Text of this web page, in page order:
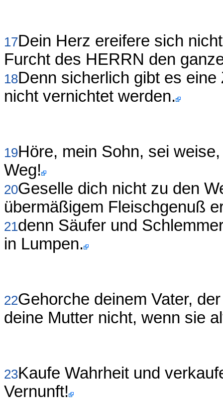
17Dein Herz ereifere sich
Furcht des HERRN den
18Denn sicherlich gibt es
nicht vernichtet werden.
19Höre, mein Sohn, sei
Weg!
20Geselle dich nicht zu den
übermäßigem Fleischgenuß
21denn Säufer und
in Lumpen.
22Gehorche deinem Vater,
deine Mutter nicht, wenn sie
23Kaufe Wahrheit und
Vernunft!